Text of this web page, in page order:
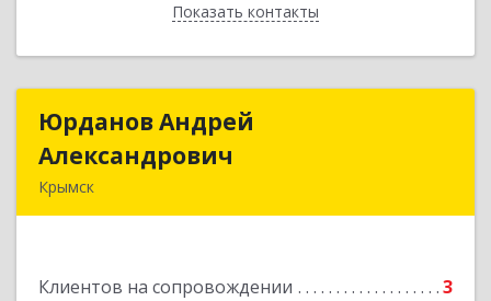
Показать контакты
Назад
Юрданов Андрей
Александрович
Крымск
Клиентов на сопровождении 3
Юрданов Андрей
Подробнее